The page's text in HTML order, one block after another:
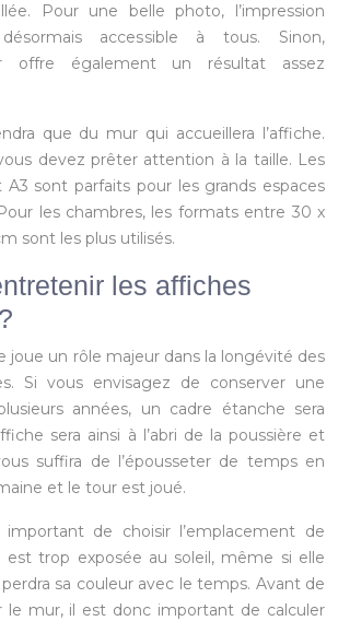
Pour une belle photo, l’impression
accessible à tous. Sinon,
offre également un résultat assez
que du mur qui accueillera l’affiche.
devez prêter attention à la taille. Les
A3 sont parfaits pour les grands espaces
les chambres, les formats entre 30 x
sont les plus utilisés.
les affiches
joue un rôle majeur dans la longévité des
Si vous envisagez de conserver une
années, un cadre étanche sera
sera ainsi à l’abri de la poussière et
suffira de l’épousseter de temps en
et le tour est joué.
de choisir l’emplacement de
est trop exposée au soleil, même si elle
sa couleur avec le temps. Avant de
le mur, il est donc important de calculer